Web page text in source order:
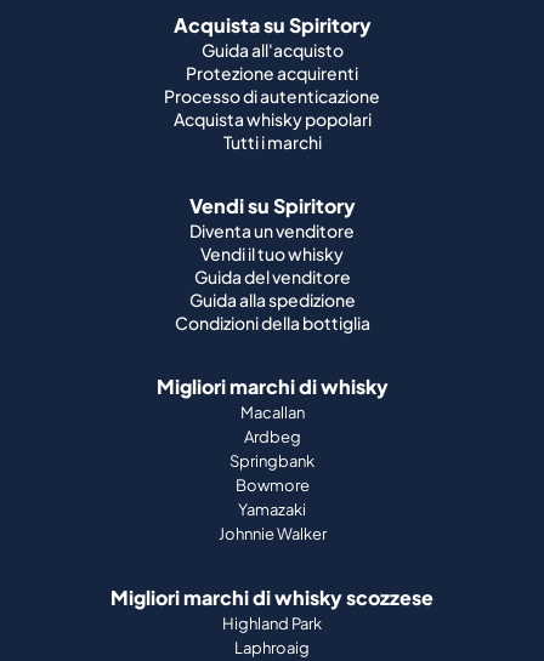
Acquista su Spiritory
Guida all'acquisto
Protezione acquirenti
Processo di autenticazione
Acquista whisky popolari
Tutti i marchi
Vendi su Spiritory
Diventa un venditore
Vendi il tuo whisky
Guida del venditore
Guida alla spedizione
Condizioni della bottiglia
Migliori marchi di whisky
Macallan
Ardbeg
Springbank
Bowmore
Yamazaki
Johnnie Walker
Migliori marchi di whisky scozzese
Highland Park
Laphroaig